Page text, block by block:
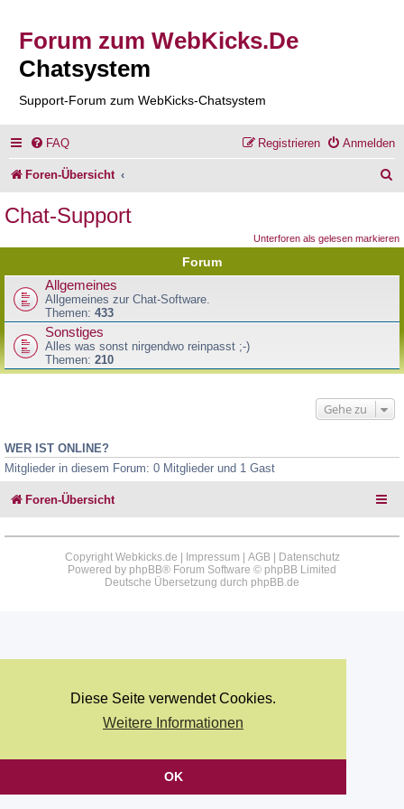
Diese Seite verwendet Cookies.
Weitere Informationen
OK
Forum zum WebKicks.De
Chatsystem
Support-Forum zum WebKicks-Chatsystem
FAQ Anmelden
Registrieren
Foren-Übersicht
e
Chat-Support
Unterforen als gelesen markieren
Forum
Allgemeines
Allgemeines zur Chat-Software.
Themen: 433
Sonstiges
Alles was sonst nirgendwo reinpasst ;-)
Themen: 210
Gehe zu
WER IST ONLINE?
Mitglieder in diesem Forum: 0 Mitglieder und 1 Gast
Foren-Übersicht
Copyright Webkicks.de | Impressum AGB|
Datenschutz
Powered by phpBB® Forum Software © phpBB Limited
Deutsche Übersetzung durch phpBB.de